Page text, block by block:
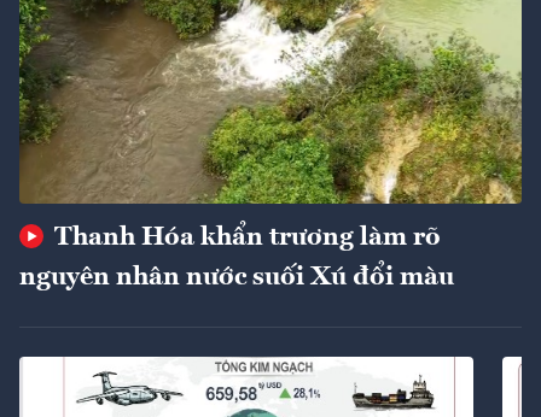
Thanh Hóa khẩn trương làm rõ
nguyên nhân nước suối Xú đổi màu